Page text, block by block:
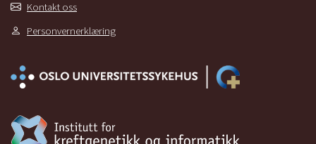
Kontakt oss
Personvernerklæring